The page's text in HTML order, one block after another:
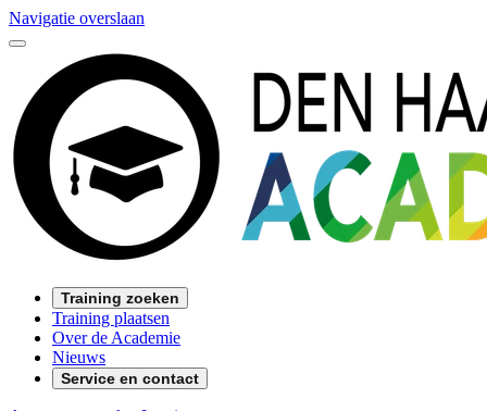
Navigatie overslaan
Training zoeken
Training plaatsen
Over de Academie
Nieuws
Service en contact